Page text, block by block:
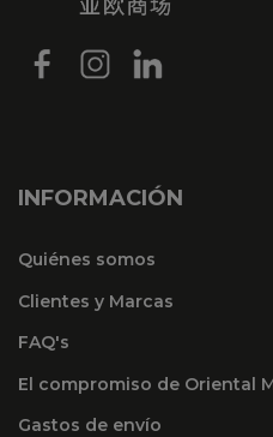
INFORMACIÓN
Quiénes somos
Clientes y Marcas
FAQ's
El compromiso de Oriental
Gastos de envío